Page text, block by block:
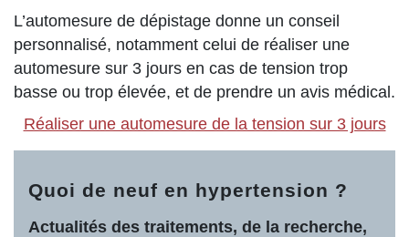
L’automesure de dépistage donne un conseil
personnalisé, notamment celui de réaliser une
automesure sur 3 jours en cas de tension trop
basse ou trop élevée, et de prendre un avis médical.
Réaliser une automesure de la tension sur 3 jours
Quoi de neuf en hypertension ?
Actualités des traitements, de la recherche,